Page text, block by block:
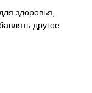
здоровья,
другое.